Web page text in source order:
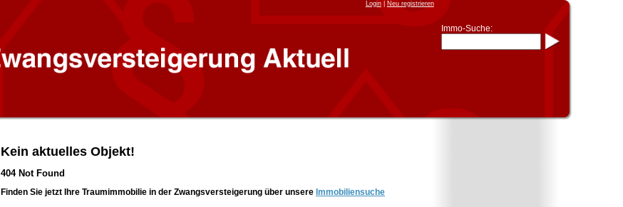
Login| Neu registrieren
Immo-Suche:
Kein aktuelles Objekt!
404 Not Found
Finden Sie jetzt Ihre Traumimmobilie in der Zwangsversteigerung über unsereImmobiliensuche